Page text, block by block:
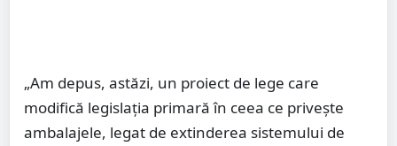
„Am depus, astăzi, un proiect de lege care
modifică legislaţia primară în ceea ce priveşte
ambalajele, legat de extinderea sistemului de